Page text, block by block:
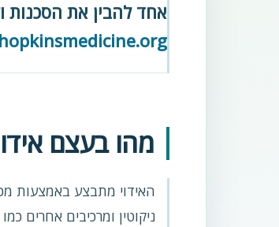
אחד להבין את הסכנות
hopkinsmedicine.org
מהו בעצם
האידוי מתבצע באמצעות
ניקוטין ומרכיבים אחרים